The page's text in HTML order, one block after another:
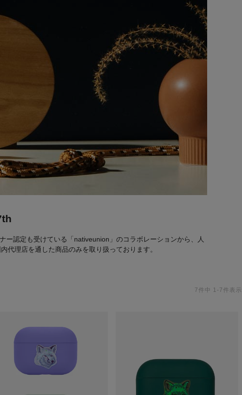
ー認定も受けている「nativeunion」のコラボレーションから、人
代理店を通した商品のみを取り扱っております。
7件中 1 - 7件表示